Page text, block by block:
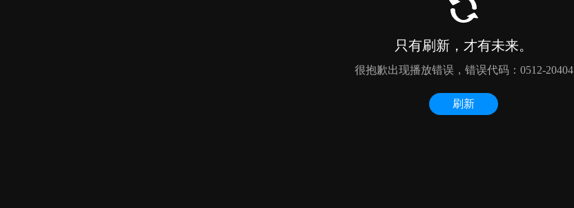
只有刷新，才有未来。
很抱歉出现播放错误，错误代码：0512-20404
刷新